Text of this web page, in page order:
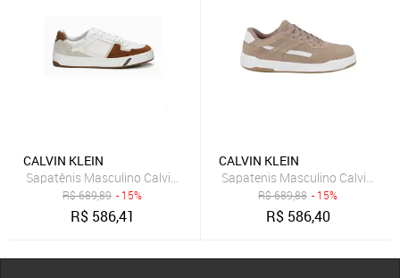
CALVIN KLEIN
Sapatênis Masculino Calvin Klein Branco E Bege
R$689,89 - 15%
R$ 586,41
CALVIN KLEIN
Sapatenis Masculino Calvin
R$689,88 - 15%
R$ 586,40